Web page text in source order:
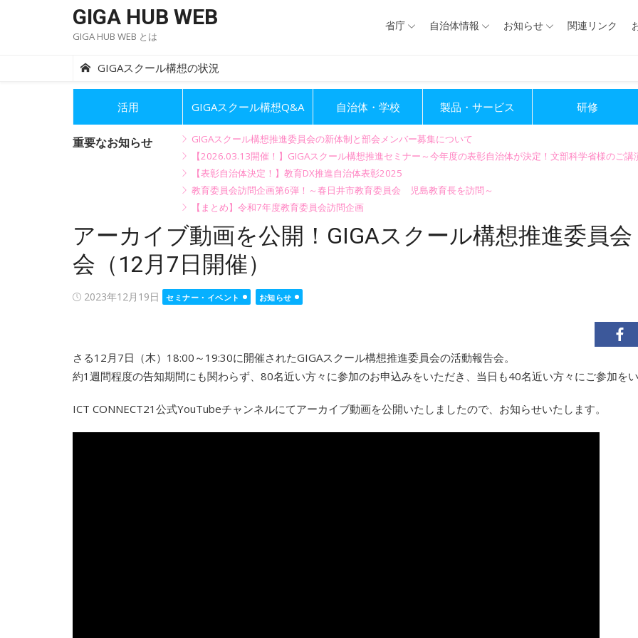
GIGA HUB WEB
GIGA HUB WEB とは
省庁 自治体情報 お知らせ 関連リンク
GIGAスクール構想の状況
活用 GIGAスクール構想Q&A 自治体・学校 製品・サービス 研修
重要なお知らせ
GIGAスクール構想推進委員会の新体制と部会メンバー募集について
【2026.03.13開催！】GIGAスクール構想推進セミナー～今年度の表彰自治体が決定！文部科学省様のご講
【表彰自治体決定！】教育DX推進自治体表彰2025
教育委員会訪問企画第6弾！～春日井市教育委員会 児島教育長を訪問～
【まとめ】令和7年度教育委員会訪問企画
アーカイブ動画を公開！GIGAスクール構想推進委員
会（12月7日開催）
Posted
2023年12月19日 セミナー・イベント お知らせ
さる12月7日（木）18:00～19:30に開催されたGIGAスクール構想推進委員会の活動報告会。
約1週間程度の告知期間にも関わらず、80名近い方々に参加のお申込みをいただき、当日も40名近い方々にご参加をい
ICT CONNECT21公式YouTubeチャンネルにてアーカイブ動画を公開いたしましたので、お知らせいたします。